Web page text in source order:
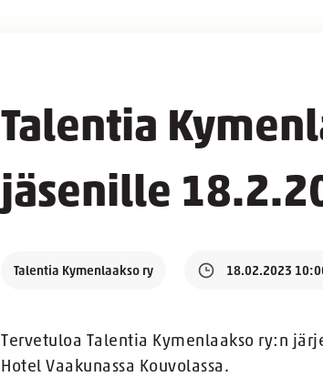
Talentia
jäsenille
Talentia Kymenlaakso ry 18.02.2023
Tervetuloa Talentia Kymenlaakso ry:n
Hotel Vaakunassa Kouvolassa.